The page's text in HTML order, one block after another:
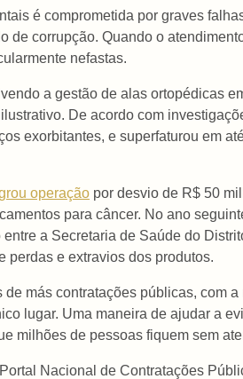
é comprometida por graves
de corrupção. Quando o
nefastas.
a gestão de alas ortopédicas
De acordo com
exorbitantes, e superfaturou em
operação por desvio de R$ 50
para câncer. No ano
a Secretaria de Saúde do
perdas e extravios dos produtos.
de más contratações públicas, com
lugar. Uma maneira de ajudar a
milhões de pessoas fiquem sem
Nacional de Contratações